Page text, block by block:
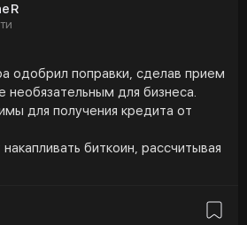
одобрил поправки, сделав прием
необязательным для бизнеса.
для получения кредита от
биткоин, рассчитывая